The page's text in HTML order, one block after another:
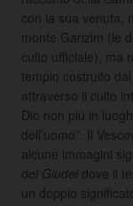
con la sua venuta,
monte Garizim (le
culto ufficiale), ma
tempio costruito
attraverso il culto
Dio non più in
dell’uomo”. Il
alcune immagini
dei Giudei dove il
un doppio